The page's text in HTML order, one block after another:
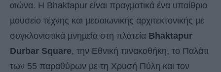
αιώνα. Η Bhaktapur είναι πραγµατικά ένα υπαίθριο
µουσείο τέχνης και µεσαιωνικής αρχιτεκτονικής µε
συγκλονιστικά µνηµεία στη πλατεία Bhaktapur
Durbar Square, την Εθνική πινακοθήκη, το Παλάτι
των 55 παραθύρων µε τη Χρυσή Πύλη και τον